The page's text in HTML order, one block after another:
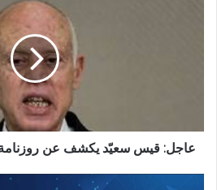
عاجل: قيس سعيّد يكشف عن روزنامة